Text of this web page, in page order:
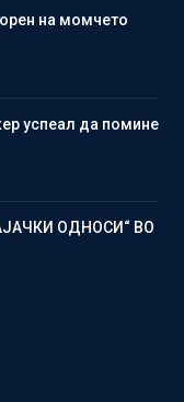
на момчето
успеал да помине
ОДНОСИ“ ВО